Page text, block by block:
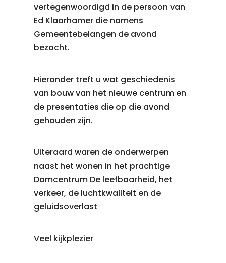
vertegenwoordigd in de persoon van
Ed Klaarhamer die namens
Gemeentebelangen de avond
bezocht.
Hieronder treft u wat geschiedenis
van bouw van het nieuwe centrum en
de presentaties die op die avond
gehouden zijn.
Uiteraard waren de onderwerpen
naast het wonen in het prachtige
Damcentrum De leefbaarheid, het
verkeer, de luchtkwaliteit en de
geluidsoverlast
Veel kijkplezier